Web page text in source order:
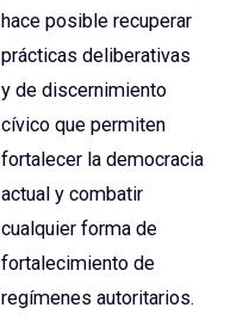
hace posible recuperar
prácticas deliberativas
y de discernimiento
cívico que permiten
fortalecer la democracia
actual y combatir
cualquier forma de
fortalecimiento de
regímenes autoritarios.